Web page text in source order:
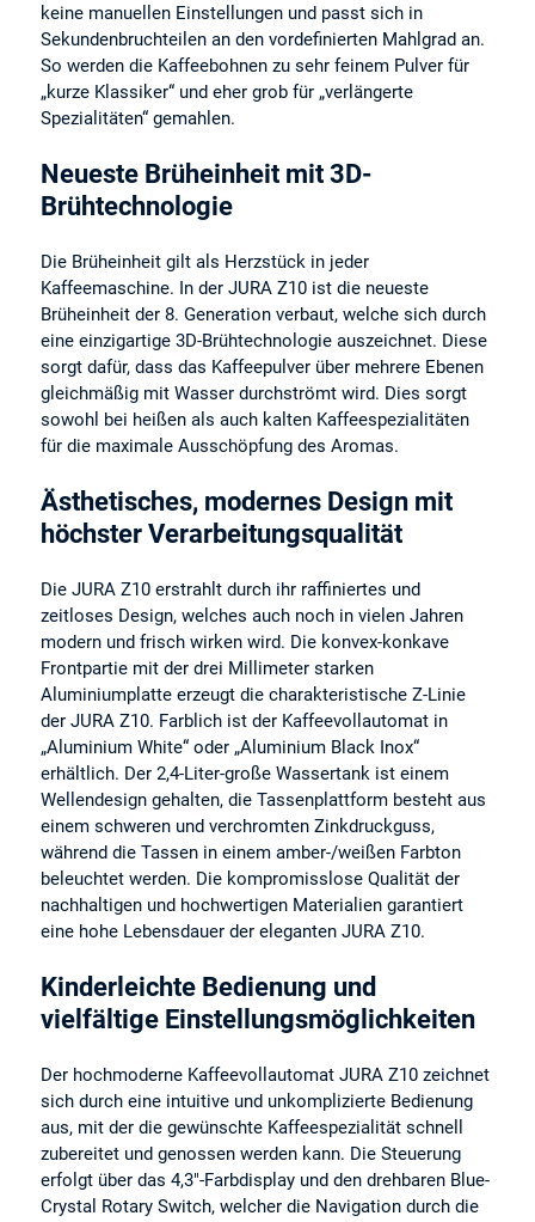
keine manuellen Einstellungen und passt sich in
Sekundenbruchteilen an den vordefinierten Mahlgrad an.
So werden die Kaffeebohnen zu sehr feinem Pulver für
„kurze Klassiker“ und eher grob für „verlängerte
Spezialitäten“ gemahlen.
Neueste Brüheinheit mit 3D-
Brühtechnologie
Die Brüheinheit gilt als Herzstück in jeder
Kaffeemaschine. In der JURA Z10 ist die neueste
Brüheinheit der 8. Generation verbaut, welche sich durch
eine einzigartige 3D-Brühtechnologie auszeichnet. Diese
sorgt dafür, dass das Kaffeepulver über mehrere Ebenen
gleichmäßig mit Wasser durchströmt wird. Dies sorgt
sowohl bei heißen als auch kalten Kaffeespezialitäten
für die maximale Ausschöpfung des Aromas.
Ästhetisches, modernes Design mit
höchster Verarbeitungsqualität
Die JURA Z10 erstrahlt durch ihr raffiniertes und
zeitloses Design, welches auch noch in vielen Jahren
modern und frisch wirken wird. Die konvex-konkave
Frontpartie mit der drei Millimeter starken
Aluminiumplatte erzeugt die charakteristische Z-Linie
der JURA Z10. Farblich ist der Kaffeevollautomat in
„Aluminium White“ oder „Aluminium Black Inox“
erhältlich. Der 2,4-Liter-große Wassertank ist einem
Wellendesign gehalten, die Tassenplattform besteht aus
einem schweren und verchromten Zinkdruckguss,
während die Tassen in einem amber-/weißen Farbton
beleuchtet werden. Die kompromisslose Qualität der
nachhaltigen und hochwertigen Materialien garantiert
eine hohe Lebensdauer der eleganten JURA Z10.
Kinderleichte Bedienung und
vielfältige Einstellungsmöglichkeiten
Der hochmoderne Kaffeevollautomat JURA Z10 zeichnet
sich durch eine intuitive und unkomplizierte Bedienung
aus, mit der die gewünschte Kaffeespezialität schnell
zubereitet und genossen werden kann. Die Steuerung
erfolgt über das 4,3"-Farbdisplay und den drehbaren Blue-
Crystal Rotary Switch, welcher die Navigation durch die